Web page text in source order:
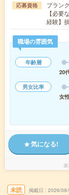
応募資格
ブラン
【必
経験】
職場の雰囲気
年齢層
20
男女比率
女
気になる!
派
未読 掲載日 2026/